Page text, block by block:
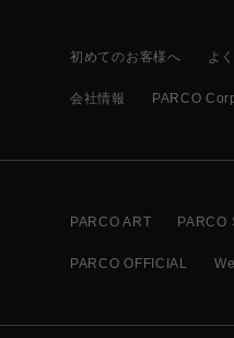
初めてのお客様へ よ
会社情報 PARCO
PARCO ART PARCO
PARCO OFFICIAL